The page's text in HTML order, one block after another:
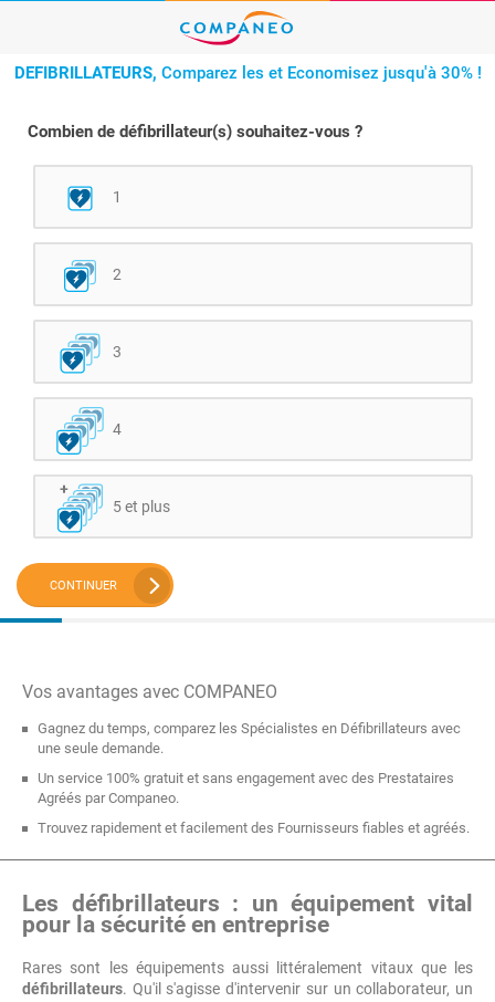
DEFIBRILLATEURS, Comparez les et Economisez jusqu'à 30% !
Combien de défibrillateur(s) souhaitez-vous ?
1
2
3
4
5 et plus
CONTINUER
Vos avantages avec COMPANEO
Gagnez du temps, comparez les Spécialistes en Défibrillateurs avec
une seule demande.
Un service 100% gratuit et sans engagement avec des Prestataires
Agréés par Companeo.
Trouvez rapidement et facilement des Fournisseurs fiables et agréés.
Les défibrillateurs : un équipement vital
pour la sécurité en entreprise
Rares sont les équipements aussi littéralement vitaux que les
défibrillateurs. Qu'il s'agisse d'intervenir sur un collaborateur, un